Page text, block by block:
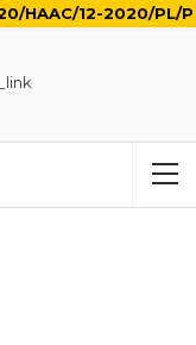
HAAC/12-2020/PL/P